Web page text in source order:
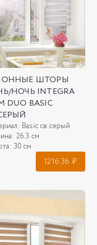
ШТОРЫ
НОЧЬ INTEGRA
DUO BASIC
Basic св.серый
26.3 см
30 см
1216.36 ₽